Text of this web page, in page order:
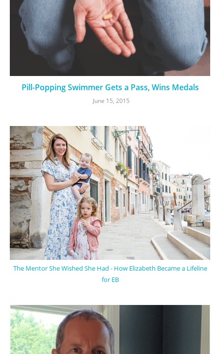
Pill-Popping Swimmer Gets a Pass, Wins Medals
June 15, 2015
The Mentor She Wished She Had - How Elizabeth Became a Lifeline
for EB